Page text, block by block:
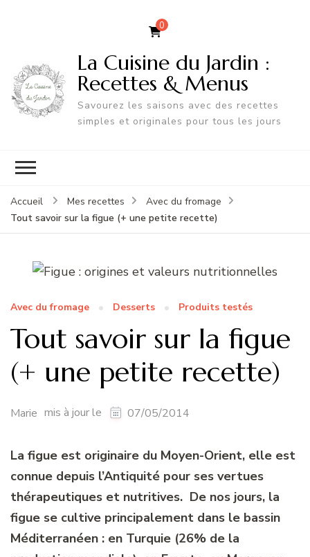
0
La Cuisine du Jardin :
Recettes & Menus
Savourez les saisons avec des recettes
simples et originales pour tous les jours
Accueil Mes recettes
Avec du fromage
Tout savoir sur la figue (+ une petite recette)
Avec du fromage Desserts Produits testés
Tout savoir sur la figue
(+ une petite recette)
Marie mis à jour le 07/05/2014
La figue est originaire du Moyen-Orient, elle est
connue depuis l’Antiquité pour ses vertues
thérapeutiques et nutritives. De nos jours, la
figue se cultive principalement dans le bassin
Méditerranéen : en Turquie (26% de la